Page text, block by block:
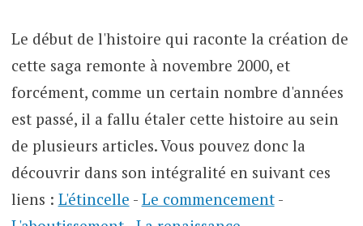
Le début de l'histoire qui raconte la création de
cette saga remonte à novembre 2000, et
forcément, comme un certain nombre d'années
est passé, il a fallu étaler cette histoire au sein
de plusieurs articles. Vous pouvez donc la
découvrir dans son intégralité en suivant ces
liens : L'étincelle - Le commencement-